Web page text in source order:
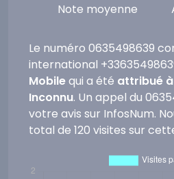
Note moyenne
Le numéro 0635498639
international
Mobilequi a été attribué
Inconnu. Un appel du
votre avis sur InfosNum.
total de 120 visites sur